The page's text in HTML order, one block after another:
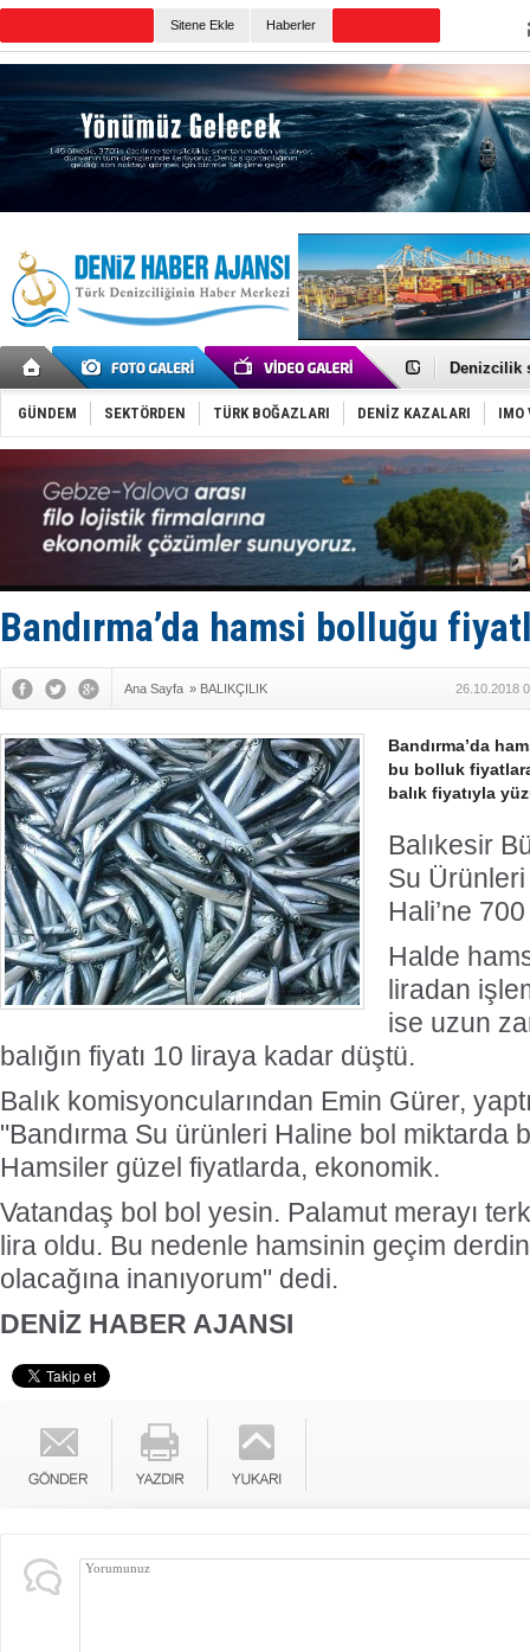
Sitene Ekle Haberler
Rusya,
Denizcilik
‘14.
Taksi
TÜRKLİM
SOCAR
Dünyanın
Keşfedildi:
Van’da
GÜNDEM SEKTÖRDEN TÜRK BOĞAZLARI DENİZ KAZALARI IMO
Bandırma’da hamsi bolluğu
Ana Sayfa » BALIKÇILIK 26.10.2018
Bandırma’da
bu bolluk
balık fiyatıyla
Balıkesir
Su Ürünleri
Hali’ne
Halde
liradan
ise uzun
balığın fiyatı 10 liraya kadar düştü.
Balık komisyoncularından Emin Gürer,
"Bandırma Su ürünleri Haline bol miktarda
Hamsiler güzel fiyatlarda, ekonomik.
Vatandaş bol bol yesin. Palamut merayı
lira oldu. Bu nedenle hamsinin geçim
olacağına inanıyorum" dedi.
DENİZ HABER AJANSI